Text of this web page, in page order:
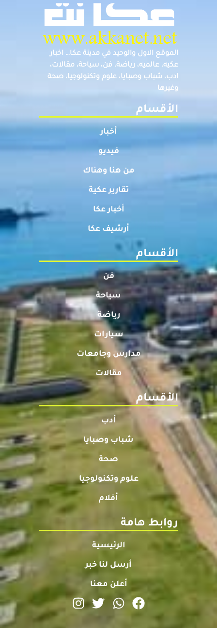
الموقع الاول والوحيد في مدينة عكا… اخبار
عكيه، عالميه، رياضة، فن، سياحة، مقالات،
ادب، شباب وصبايا، علوم وتكنولوجيا، صحة
وغيرها
الأقسام
أخبار
فيديو
من هنا وهناك
تقارير عكية
أخبار عكا
أرشيف عكا
الأقسام
فن
سياحة
رياضة
سيارات
مدارس وجامعات
مقالات
الأقسام
أدب
شباب وصبايا
صحة
علوم وتكنولوجيا
أفلام
روابط هامة
الرئيسية
أرسل لنا خبر
أعلن معنا